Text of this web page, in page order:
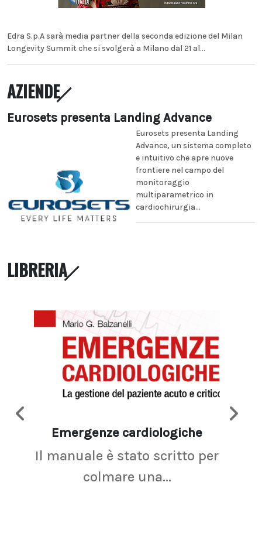
Edra S.p.A sarà media partner della seconda edizione del Milan
Longevity Summit che si svolgerà a Milano dal 21 al...
AZIENDE
Eurosets presenta Landing Advance
Eurosets presenta Landing
Advance, un sistema completo
e intuitivo che apre nuove
frontiere nel campo del
monitoraggio
multiparametrico in
cardiochirurgia...
LIBRERIA
Emergenze cardiologiche
Il manuale è stato scritto per
colmare una...